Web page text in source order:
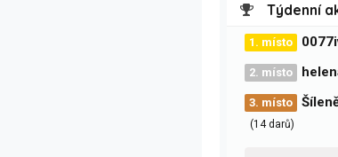
Týdenní
1. místo
2. místo
3. místo
(14 darů)